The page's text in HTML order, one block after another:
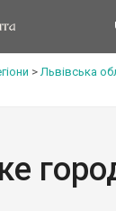
>Львівська